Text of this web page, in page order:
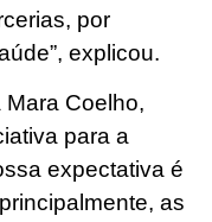
por
explicou.
Coelho,
para a
expectativa é
as